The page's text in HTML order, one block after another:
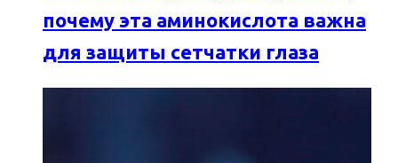
почему эта аминокислота важна
для защиты сетчатки глаза